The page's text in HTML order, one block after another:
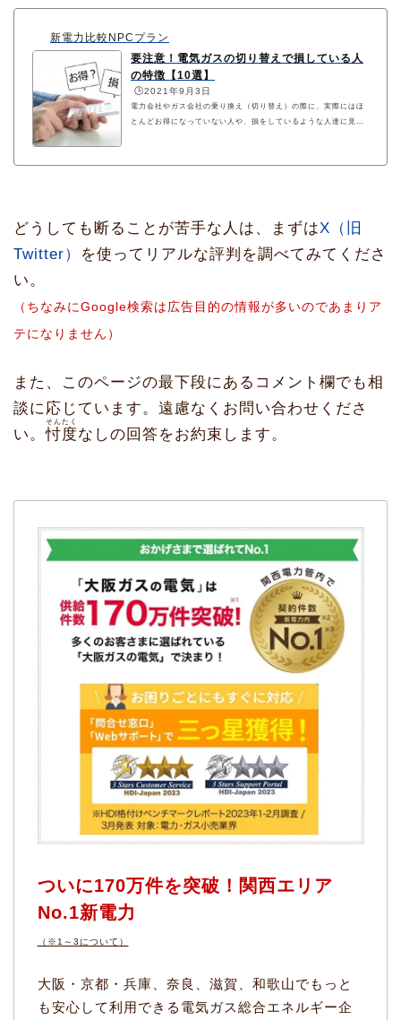
新電力比較NPCプラン
要注意！電気ガスの切り替えで損している人
の特徴【10選】
🕒️2021年9月3日
電力会社やガス会社の乗り換え（切り替え）の際に、実際にはほ
とんどお得になっていない人や、損をしているような人達に見ら
どうしても断ることが苦手な人は、まずはX（旧
Twitter）
を使ってリアルな評判を調べてみてくださ
い。
（ちなみにGoogle検索は広告目的の情報が多いのであまりア
テになりません）
また、このページの最下段にあるコメント欄でも相
談に応じています。遠慮なくお問い合わせくださ
い。忖度
そんたく
なしの回答をお約束します。
ついに170万件を突破！関西エリア
No.1新電力
（※1～3について）
大阪・京都・兵庫、奈良、滋賀、和歌山でもっと
も安心して利用できる電気ガス総合エネルギー企